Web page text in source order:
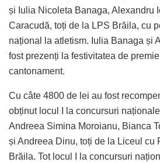
și Iulia Nicoleta Banaga, Alexandru
Caracudă, toți de la LPS Brăila, cu
național la atletism. Iulia Banaga și
fost prezenți la festivitatea de
cantonament.
Cu câte 4800 de lei au fost
obținut locul I la concursuri
Andreea Simina Moroianu, Bianca
și Andreea Dinu, toți de la Liceul cu
Brăila. Tot locul I la concursuri